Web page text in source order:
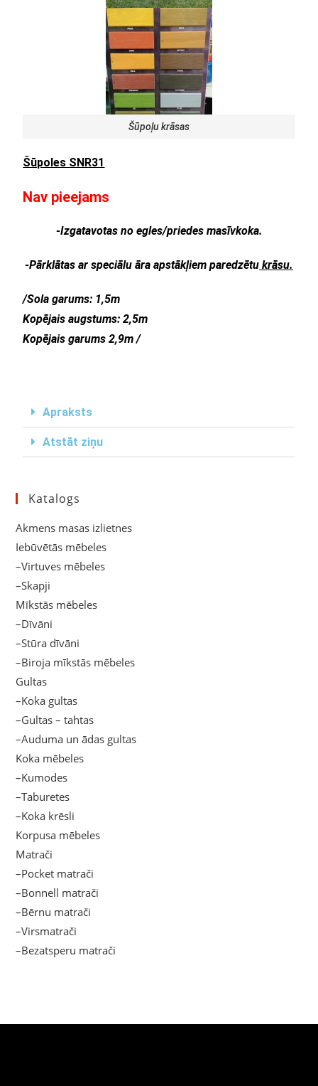
Šūpoļu krāsas
Šūpoles SNR31
Nav pieejams
-Izgatavotas no egles/priedes masīvkoka.
-Pārklātas ar speciālu āra apstākļiem paredzētu krāsu.
/Sola garums: 1,5m
Kopējais augstums: 2,5m
Kopējais garums 2,9m/
Apraksts
Atstāt ziņu
Katalogs
Akmens masas izlietnes
Iebūvētās mēbeles
–Virtuves mēbeles
–Skapji
Mīkstās mēbeles
–Dīvāni
–Stūra dīvāni
–Biroja mīkstās mēbeles
Gultas
–Koka gultas
–Gultas – tahtas
–Auduma un ādas gultas
Koka mēbeles
–Kumodes
–Taburetes
–Koka krēsli
Korpusa mēbeles
Matrači
–Pocket matrači
–Bonnell matrači
–Bērnu matrači
–Virsmatrači
–Bezatsperu matrači